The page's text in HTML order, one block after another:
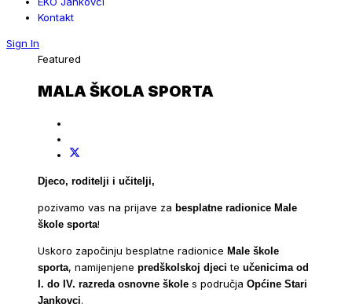
Kontakt
Sign In
Featured
MALA ŠKOLA SPORTA
Djeco, roditelji i učitelji,
pozivamo vas na prijave za besplatne radionice Male
škole sporta!
Uskoro započinju besplatne radionice Male škole
sporta, namijenjene predškolskoj djeci te učenicima od
I. do IV. razreda osnovne škole s područja Općine Stari
Jankovci.